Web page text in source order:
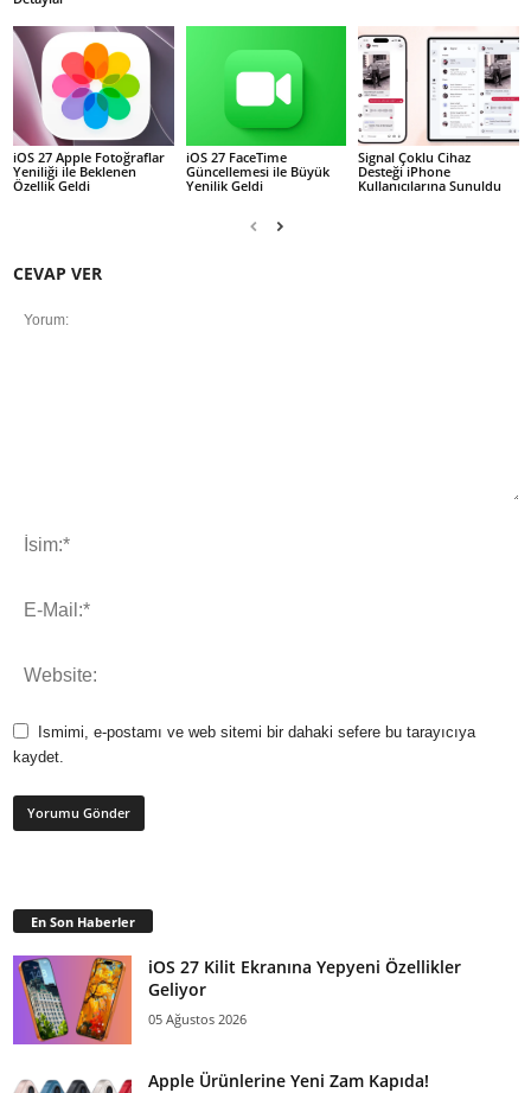
iOS 27 Apple Fotoğraflar
Yeniliği ile Beklenen
Özellik Geldi
iOS 27 FaceTime
Güncellemesi ile Büyük
Yenilik Geldi
Signal Çoklu Cihaz
Desteği iPhone
Kullanıcılarına Sunuldu
CEVAP VER
Ismimi, e-postamı ve web sitemi bir dahaki sefere bu tarayıcıya
kaydet.
En Son Haberler
iOS 27 Kilit Ekranına Yepyeni Özellikler
Geliyor
05 Ağustos 2026
Apple Ürünlerine Yeni Zam Kapıda!